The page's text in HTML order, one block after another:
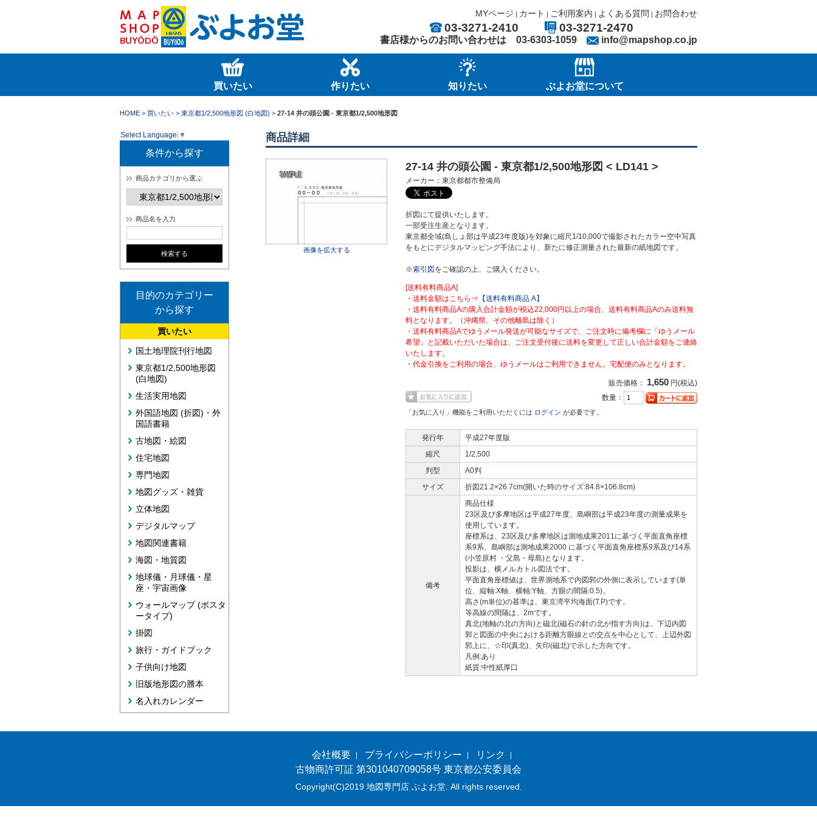
MYページ | カート | ご利用案内 | よくある質問 | お問合わせ
03-3271-2410 03-3271-2470
書店様からのお問い合わせは 03-6303-1059 info@mapshop.co.jp
買いたい 作りたい 知りたい ぶよお堂について
HOME > 買いたい > 東京都1/2,500地形図 (白地図) > 27-14 井の頭公園 - 東京都1/2,500地形図
Select Language ▼
条件から探す
商品カテゴリから選ぶ
商品名を入力
目的のカテゴリー
から探す
買いたい
国土地理院刊行地図
東京都1/2,500地形図
(白地図)
生活実用地図
外国語地図 (折図)・外
国語書籍
古地図・絵図
住宅地図
専門地図
地図グッズ・雑貨
立体地図
デジタルマップ
地図関連書籍
海図・地質図
地球儀・月球儀・星
座・宇宙画像
ウォールマップ (ポスタ
ータイプ)
掛図
旅行・ガイドブック
子供向け地図
旧版地形図の謄本
名入れカレンダー
商品詳細
画像を拡大する
27-14 井の頭公園 - 東京都1/2,500地形図 < LD141 >
メーカー：東京都都市整備局
折図にて提供いたします。
一部受注生産となります。
東京都全域(島しょ部は平成23年度版)を対象に縮尺1/10,000で撮影されたカラー空中写真
をもとにデジタルマッピング手法により、新たに修正測量された最新の紙地図です。
※索引図 をご確認の上、ご購入ください。
[送料有料商品A]
・送料金額はこちら⇒ 【送料有料商品 A】
・送料有料商品Aの購入合計金額が税込22,000円以上の場合、送料有料商品Aのみ送料無
料となります。（沖縄県、その他離島は除く）
・送料有料商品Aでゆうメール発送が可能なサイズで、ご注文時に備考欄に「ゆうメール
希望」と記載いただいた場合は、ご注文受付後に送料を変更して正しい合計金額をご連絡
いたします。
・代金引換をご利用の場合、ゆうメールはご利用できません。宅配便のみとなります。
販売価格： 1,650 円(税込)
数量：
「お気に入り」機能をご利用いただくには ログイン が必要です。
発行年
平成27年度版
縮尺
1/2,500
判型
A0判
サイズ
折図21.2×26.7cm(開いた時のサイズ:84.8×106.8cm)
備考
商品仕様
23区及び多摩地区は平成27年度、島嶼部は平成23年度の測量成果を
使用しています。
座標系は、23区及び多摩地区は測地成果2011に基づく平面直角座標
系9系、島嶼部は測地成果2000 に基づく平面直角座標系9系及び14系
(小笠原村 ・父島・母島)となります。
投影は、横メルカトル図法です。
平面直角座標値は、世界測地系で内図郭の外側に表示しています(単
位、縦軸:X軸、横軸:Y軸、方眼の間隔:0.5)。
高さ(m単位)の基準は、東京湾平均海面(T.P)です。
等高線の間隔は、2mです。
真北(地軸の北の方向)と磁北(磁石の針の北が指す方向)は、下辺内図
郭と図面の中央における距離方眼線との交点を中心として、上辺外図
郭上に、☆印(真北)、矢印(磁北)で示した方向です。
凡例:あり
紙質:中性紙厚口
会社概要 プライバシーポリシー
リンク
古物商許可証 第301040709058号 東京都公安委員会
Copyright(C)2019 地図専門店 ぶよお堂. All rights reserved.